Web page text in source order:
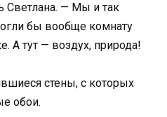
Светлана. — Мы и так
бы вообще комнату
А тут — воздух, природа!
стены, с которых
обои.